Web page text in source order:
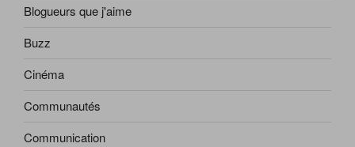
Blogueurs que j'aime
Buzz
Cinéma
Communautés
Communication